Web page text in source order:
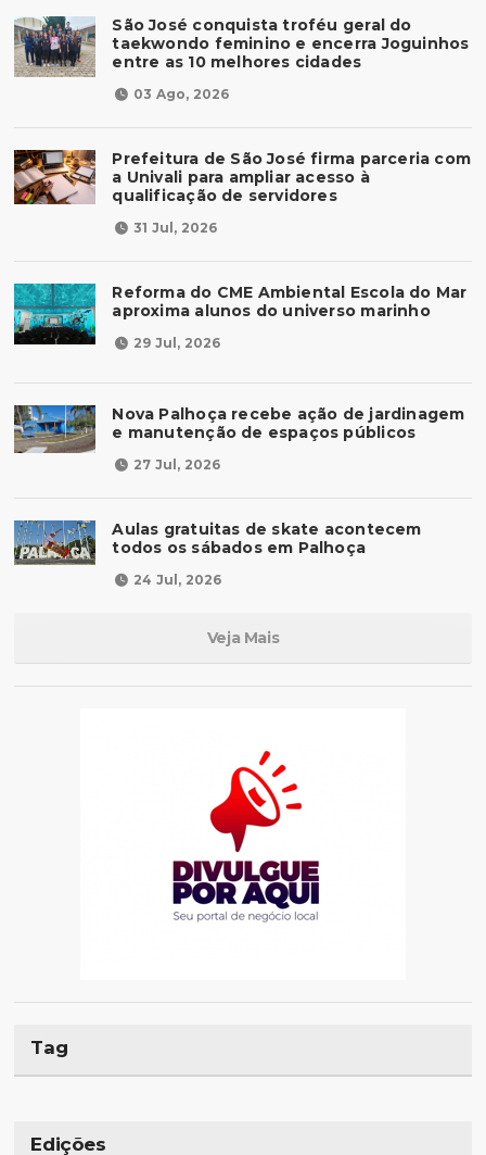
São José conquista troféu geral do
taekwondo feminino e encerra Joguinhos
entre as 10 melhores cidades
03 Ago, 2026
Prefeitura de São José firma parceria com
a Univali para ampliar acesso à
qualificação de servidores
31 Jul, 2026
Reforma do CME Ambiental Escola do Mar
aproxima alunos do universo marinho
29 Jul, 2026
Nova Palhoça recebe ação de jardinagem
e manutenção de espaços públicos
27 Jul, 2026
Aulas gratuitas de skate acontecem
todos os sábados em Palhoça
24 Jul, 2026
Veja Mais
Tag
Edições